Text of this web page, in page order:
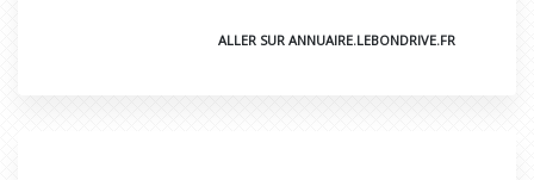
ALLER SUR ANNUAIRE.LEBONDRIVE.FR